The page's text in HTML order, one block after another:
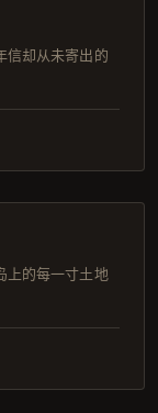
信却从未寄出的
上的每一寸土地